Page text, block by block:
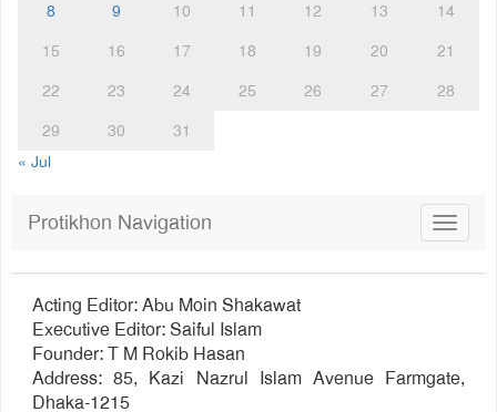
8
9 10 11 12 13
14
15
16 17 18 19 20
21
22
23 24 25 26 27
28
29
30
31
« Jul
Toggle
Protikhon Navigation
Acting Editor: Abu Moin Shakawat
Executive Editor: Saiful Islam
Founder: T M Rokib Hasan
Address: 85, Kazi Nazrul Islam Avenue Farmgate,
Dhaka-1215